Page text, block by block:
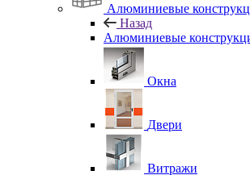
Алюминиевые
Назад
Алюминиевые
Окна
Двери
Витражи